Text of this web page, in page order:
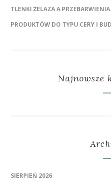
TLENKI ŻELAZA A
PRODUKTÓW DO TYPU CERY I
Najnowsze
SIERPIEŃ 2026